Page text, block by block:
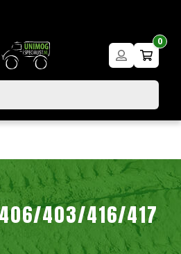
0
406/403/416/417